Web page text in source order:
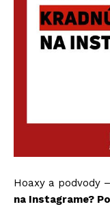
Hoaxy a podvody
na Instagrame?